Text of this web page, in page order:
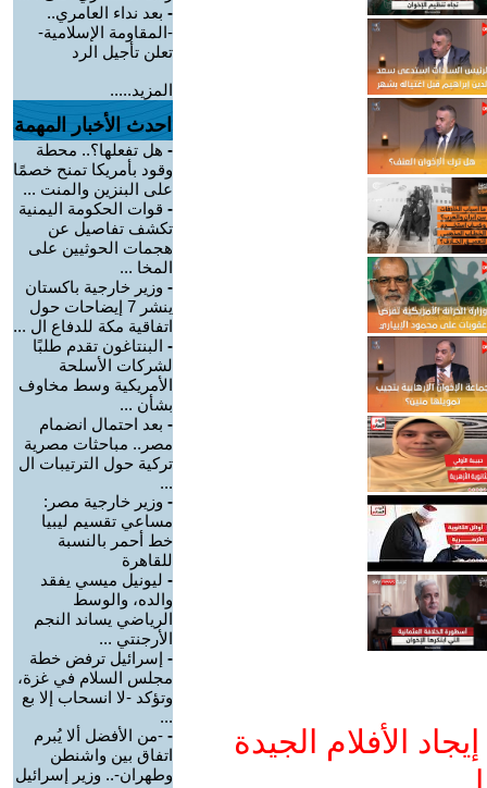
الأفلام الجيدة
- بعد نداء العامري..
-المقاومة الإسلامية-
تعلن تأجيل الرد
المزيد.....
احدث الأخبار المهمة
- هل تفعلها؟.. محطة
وقود بأمريكا تمنح خصمًا
على البنزين والمنت ...
- قوات الحكومة اليمنية
تكشف تفاصيل عن
هجمات الحوثيين على
المخا ...
- وزير خارجية باكستان
ينشر 7 إيضاحات حول
اتفاقية مكة للدفاع ال ...
- البنتاغون تقدم طلبًا
لشركات الأسلحة
الأمريكية وسط مخاوف
بشأن ...
- بعد احتمال انضمام
مصر.. مباحثات مصرية
تركية حول الترتيبات ال
...
- وزير خارجية مصر:
مساعي تقسيم ليبيا
خط أحمر بالنسبة
للقاهرة
- ليونيل ميسي يفقد
والده، والوسط
الرياضي يساند النجم
الأرجنتي ...
- إسرائيل ترفض خطة
مجلس السلام في غزة،
وتؤكد -لا انسحاب إلا بع
...
- -من الأفضل ألا يُبرم
اتفاق بين واشنطن
وطهران-.. وزير إسرائيل